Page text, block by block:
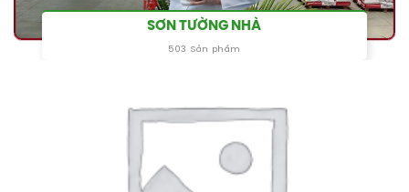
SƠN TƯỜNG NHÀ
503 Sản phẩm